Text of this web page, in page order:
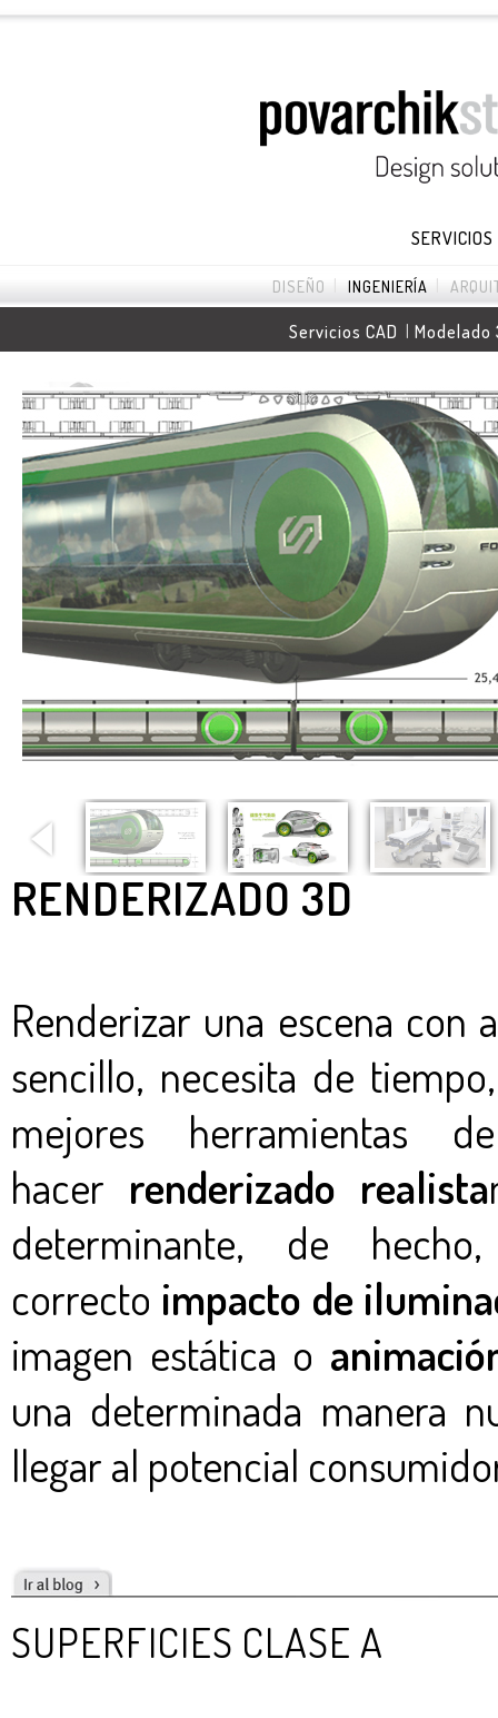
SERVICIOS
DISEÑO | INGENIERÍA |
Servicios CAD | Modelado
RENDERIZADO 3D
Renderizar una escena con
sencillo, necesita de
mejores herramientas
hacer renderizado realista
determinante, de
correcto impacto de
imagen estática o
una determinada manera
llegar al potencial
SUPERFICIES CLASE A